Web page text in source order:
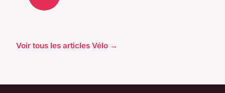
Voir tous les articles Vélo →